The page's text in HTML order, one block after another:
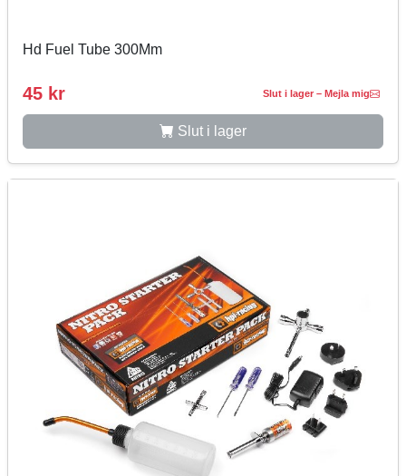
Hd Fuel Tube 300Mm
45 kr Slut i lager – Mejla mig
Slut i lager